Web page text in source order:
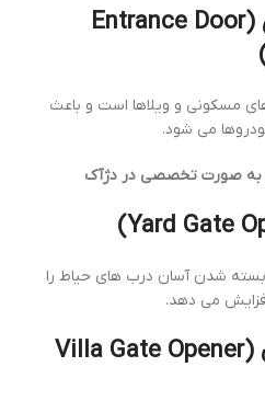
نصب جک درب ورودی (Entrance Door
مسکونی و ویلاها است و باعث
می شود.
به صورت تخصصی در دژآک
بسته شدن آسان درب های حیاط را
می دهد.
نصب جک درب ویلایی (Villa Gate Opener